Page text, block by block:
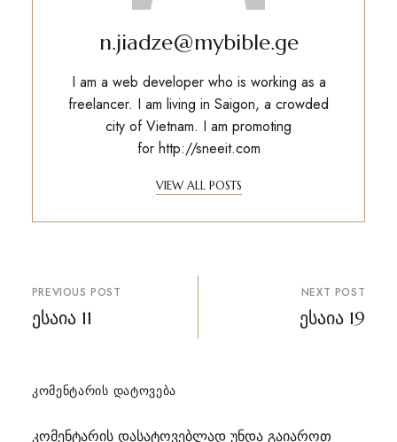
n.jiadze@mybible.ge
I am a web developer who is working as a
freelancer. I am living in Saigon, a crowded
city of Vietnam. I am promoting
for http://sneeit.com
VIEW ALL POSTS
პოსტის
ნავიგაცია
PREVIOUS POST
ესაია 11
NEXT POST
ესაია 19
ᲙᲝᲛᲔᲜᲢᲐᲠᲘᲡ ᲓᲐᲢᲝᲕᲔᲑᲐ
კომენტარის დასატოვებლად უნდა გაიაროთ